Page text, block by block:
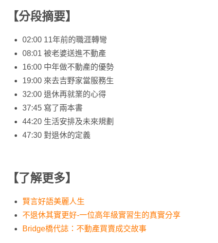
【分段摘要】
02:00 11年前的職涯轉彎
08:01 被老婆送進不動產
16:00 中年做不動產的優勢
19:00 來去吉野家當服務生
32:00 退休再就業的心得
37:45 寫了兩本書
44:20 生活安排及未來規劃
47:30 對退休的定義
【了解更多】
賢言好語美麗人生
不退休其實更好-一位高年級實習生的真實分享
Bridge橋代誌：不動產買賣成交故事